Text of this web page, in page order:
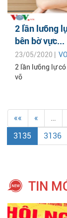
2 lần lưỡng
bên bờ vực...
23/05/2020 |
2 lần lưỡng lự
vỡ
«« « …
3135
3136
TIN